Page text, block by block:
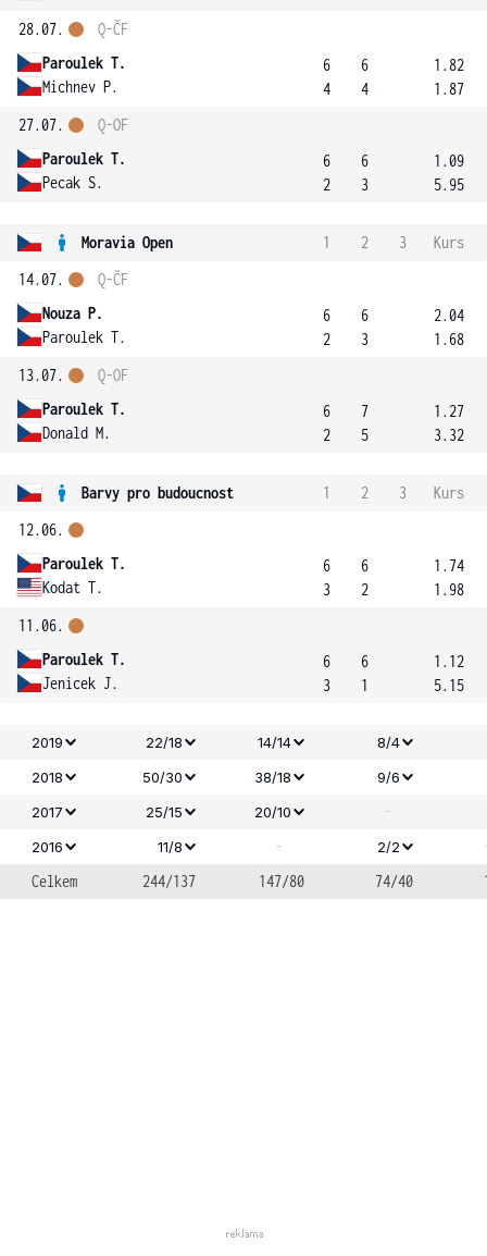
28.07.
Paroulek T.
Michnev P.
Q-ČF
6
4
6
4
1.82
1.87
27.07.
Paroulek T.
Pecak S.
Q-OF
6
2
6
3
1.09
5.95
Moravia Open 1 2 3
Kurs
14.07.
Nouza P.
Paroulek T.
Q-ČF
6
2
6
3
2.04
1.68
13.07.
Paroulek T.
Donald M.
Q-OF
6
2
7
5
1.27
3.32
Barvy pro budoucnost 1 2 3
Kurs
12.06.
Paroulek T.
Kodat T.
6
3
6
2
1.74
1.98
11.06.
Paroulek T.
Jenicek J.
6
3
6
1
1.12
5.15
2019 22/18 14/14
8/4
2018
50/30 38/18 9/6
2017
25/15 20/10 -
2016
11/8 - 2/2
Celkem 244/137 147/80 74/40